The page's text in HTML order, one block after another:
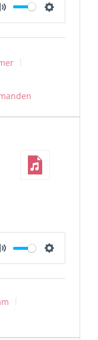
Mute Settings
Mute Settings